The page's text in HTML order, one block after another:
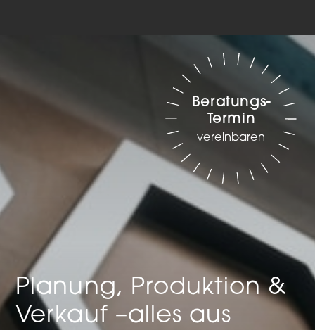
Planung, Produktion &
Verkauf –alles aus
Beratungs-
Termin
vereinbaren